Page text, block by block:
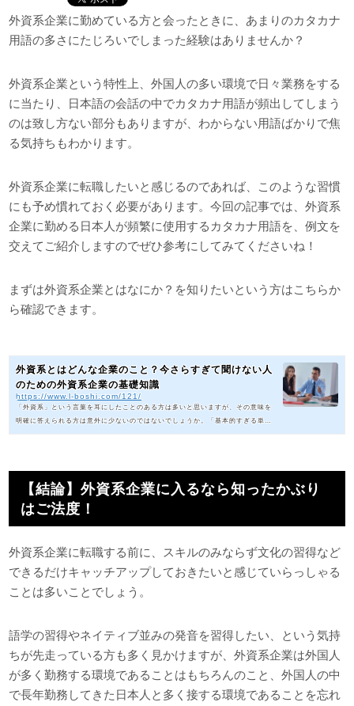
外資系企業に勤めている方と会ったときに、あまりのカタカナ
用語の多さにたじろいでしまった経験はありませんか？
外資系企業という特性上、外国人の多い環境で日々業務をする
に当たり、日本語の会話の中でカタカナ用語が頻出してしまう
のは致し方ない部分もありますが、わからない用語ばかりで焦
る気持ちもわかります。
外資系企業に転職したいと感じるのであれば、このような習慣
にも予め慣れておく必要があります。今回の記事では、外資系
企業に勤める日本人が頻繁に使用するカタカナ用語を、例文を
交えてご紹介しますのでぜひ参考にしてみてくださいね！
まずは外資系企業とはなにか？を知りたいという方はこちらか
ら確認できます。
外資系とはどんな企業のこと？今さらすぎて聞けない人
のための外資系企業の基礎知識
https://www.l-boshi.com/121/
「外資系」という言葉を耳にしたことのある方は多いと思いますが、その意味を
明確に答えられる方は意外に少ないのではないでしょうか。「基本的すぎる単語
だから、今さら聞けない…」という方のために、外資系とは一体何なのか、外資
資」とは、日本以外つまり海外・外国の投資家などが投資した資本という...
【結論】外資系企業に入るなら知ったかぶり
はご法度！
外資系企業に転職する前に、スキルのみならず文化の習得など
できるだけキャッチアップしておきたいと感じていらっしゃる
ことは多いことでしょう。
語学の習得やネイティブ並みの発音を習得したい、という気持
ちが先走っている方も多く見かけますが、外資系企業は外国人
が多く勤務する環境であることはもちろんのこと、外国人の中
で長年勤務してきた日本人と多く接する環境であることを忘れ